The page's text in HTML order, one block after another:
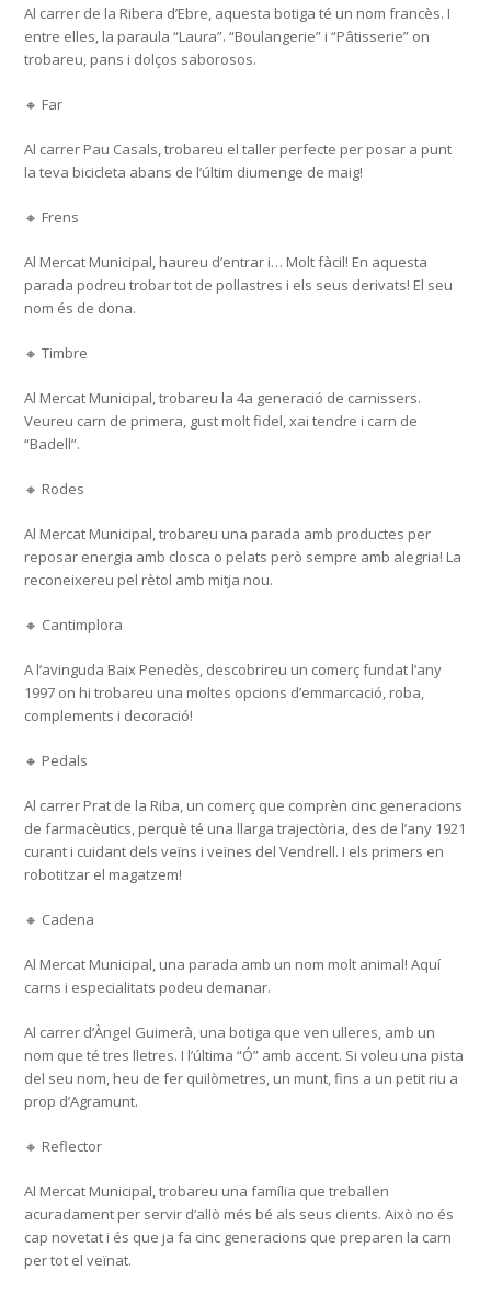
Al carrer de la Ribera d’Ebre, aquesta botiga té un nom francès. I
entre elles, la paraula “Laura”. “Boulangerie” i “Pâtisserie” on
trobareu, pans i dolços saborosos.
🔸 Far
Al carrer Pau Casals, trobareu el taller perfecte per posar a punt
la teva bicicleta abans de l’últim diumenge de maig!
🔸 Frens
Al Mercat Municipal, haureu d’entrar i… Molt fàcil! En aquesta
parada podreu trobar tot de pollastres i els seus derivats! El seu
nom és de dona.
🔸 Timbre
Al Mercat Municipal, trobareu la 4a generació de carnissers.
Veureu carn de primera, gust molt fidel, xai tendre i carn de
“Badell”.
🔸 Rodes
Al Mercat Municipal, trobareu una parada amb productes per
reposar energia amb closca o pelats però sempre amb alegria! La
reconeixereu pel rètol amb mitja nou.
🔸 Cantimplora
A l’avinguda Baix Penedès, descobrireu un comerç fundat l’any
1997 on hi trobareu una moltes opcions d’emmarcació, roba,
complements i decoració!
🔸 Pedals
Al carrer Prat de la Riba, un comerç que comprèn cinc generacions
de farmacèutics, perquè té una llarga trajectòria, des de l’any 1921
curant i cuidant dels veïns i veïnes del Vendrell. I els primers en
robotitzar el magatzem!
🔸 Cadena
Al Mercat Municipal, una parada amb un nom molt animal! Aquí
carns i especialitats podeu demanar.
Al carrer d’Àngel Guimerà, una botiga que ven ulleres, amb un
nom que té tres lletres. I l’última “Ó” amb accent. Si voleu una pista
del seu nom, heu de fer quilòmetres, un munt, fins a un petit riu a
prop d’Agramunt.
🔸 Reflector
Al Mercat Municipal, trobareu una família que treballen
acuradament per servir d’allò més bé als seus clients. Això no és
cap novetat i és que ja fa cinc generacions que preparen la carn
per tot el veïnat.